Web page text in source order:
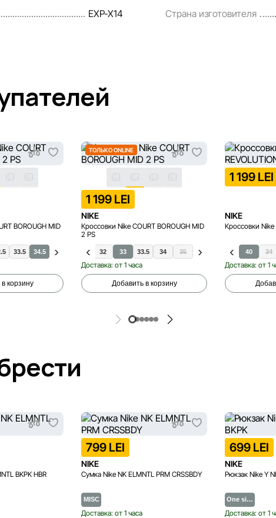
EXP-X14 Страна изготовителя
BOROUGH MID
33.5 34.5
корзину
ТОЛЬКО ONLINE
1 199 LEI
NIKE
Кроссовки Nike COURT BOROUGH MID
2 PS
28 31 32 33 33.5 34 35
Доставка: от 1 часа
Добавить в корзину
1 199 LEI
NIKE
Кроссовки Nike
32 33.5 40 34
Доставка: от 1
BKPK HBR
799 LEI
NIKE
Сумка Nike NK ELMNTL PRM CRSSBDY
MISC
Доставка: от 1 часа
699 LEI
NIKE
Рюкзак Nike Y
One si…
Доставка: от 1